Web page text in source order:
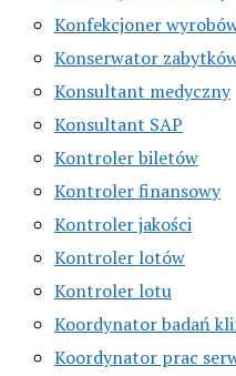
Konfekcjoner
Konserwator
Konsultant medyczny
Konsultant SAP
Kontroler biletów
Kontroler finansowy
Kontroler jakości
Kontroler lotów
Kontroler lotu
Koordynator badań
Koordynator prac